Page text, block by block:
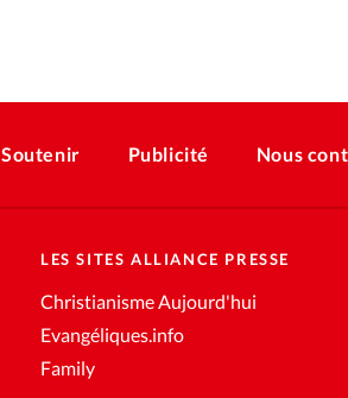
Soutenir Publicité Nous
LES SITES ALLIANCE PRESSE
Christianisme Aujourd'hui
Evangéliques.info
Family